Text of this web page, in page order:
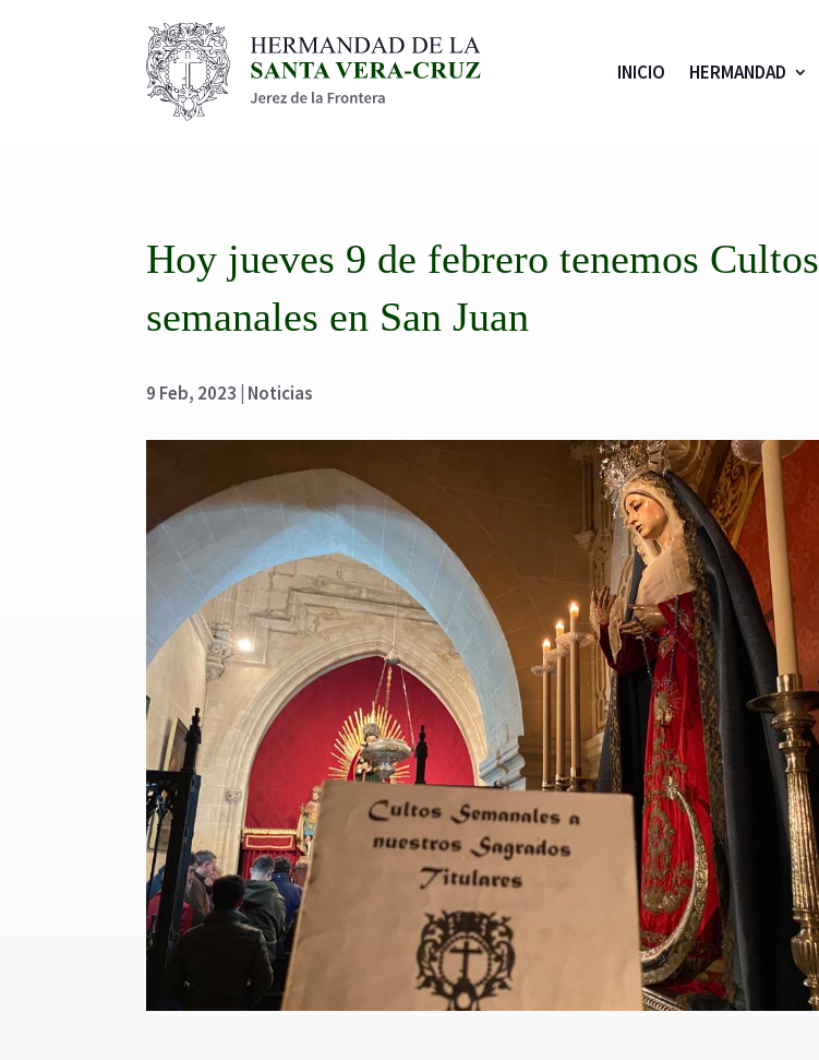
INICIO HERMANDAD
Hoy jueves 9 de febrero tenemos Cultos
semanales en San Juan
9 Feb, 2023 Noticias